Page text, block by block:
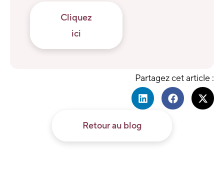
Cliquez
ici
Partagez cet article :
Retour au blog